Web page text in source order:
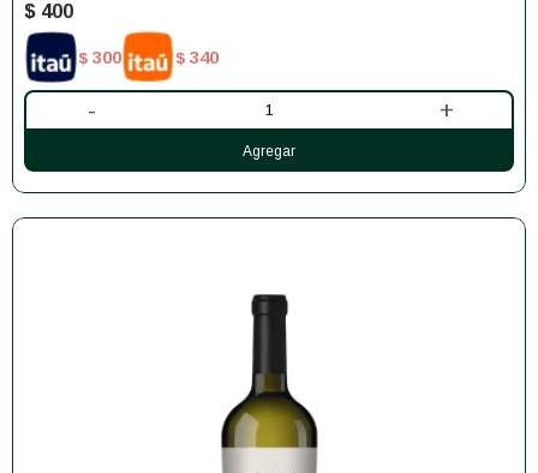
$ 400
$ 300 $ 340
- +